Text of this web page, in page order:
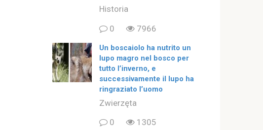
Historia
0
7966
Un boscaiolo ha nutrito un
lupo magro nel bosco per
tutto l’inverno, e
successivamente il lupo ha
ringraziato l’uomo
Zwierzęta
0
1305